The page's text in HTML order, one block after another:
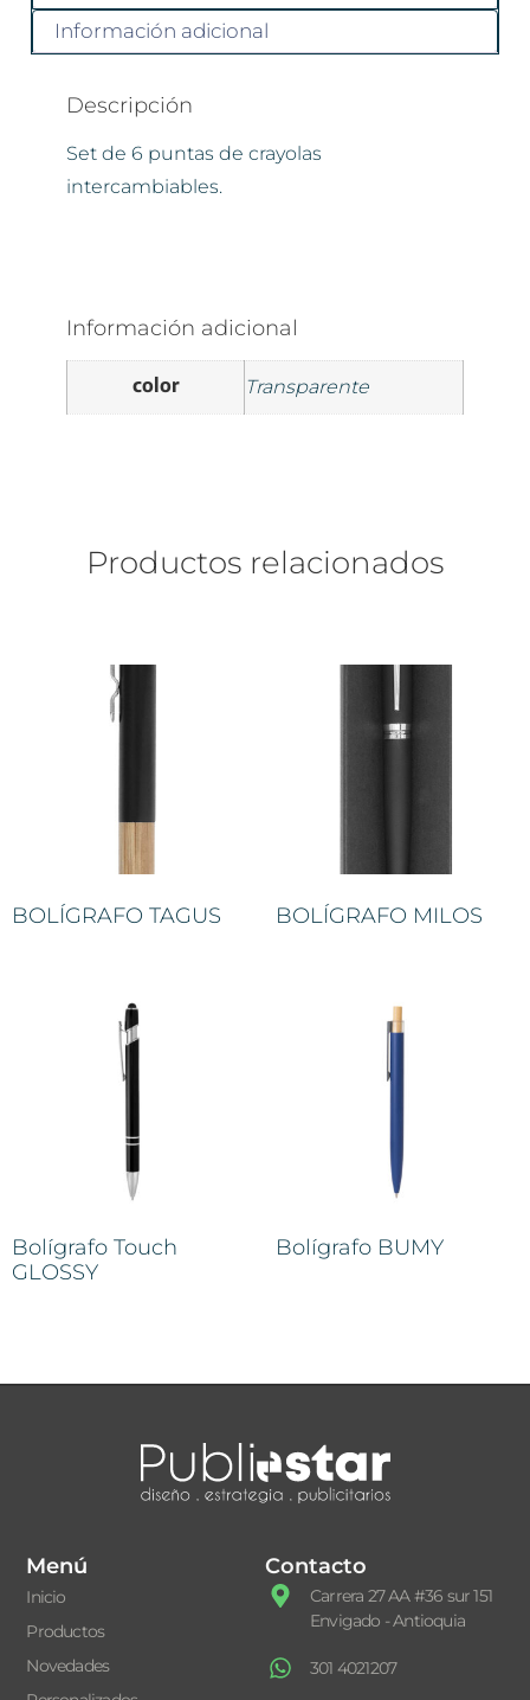
Información adicional
Descripción
Set de 6 puntas de crayolas
intercambiables.
Información adicional
color Transparente
Productos relacionados
BOLÍGRAFO TAGUS BOLÍGRAFO MILOS
Bolígrafo Touch
GLOSSY
Bolígrafo BUMY
Menú
Inicio
Productos
Novedades
Contacto
Carrera 27 AA #36 sur 151
Envigado - Antioquia
301 4021207